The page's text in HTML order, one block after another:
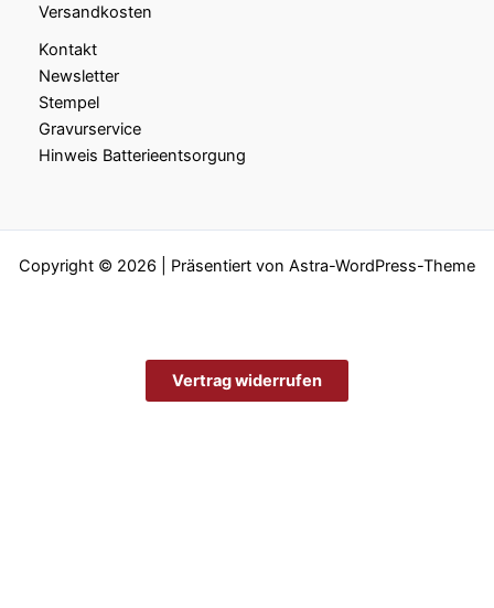
Versandkosten
Kontakt
Newsletter
Stempel
Gravurservice
Hinweis Batterieentsorgung
Copyright © 2026 | Präsentiert von Astra-WordPress-Theme
Vertrag widerrufen